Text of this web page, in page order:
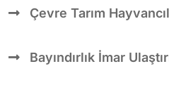
Çevre Tarım
Bayındırlık İmar